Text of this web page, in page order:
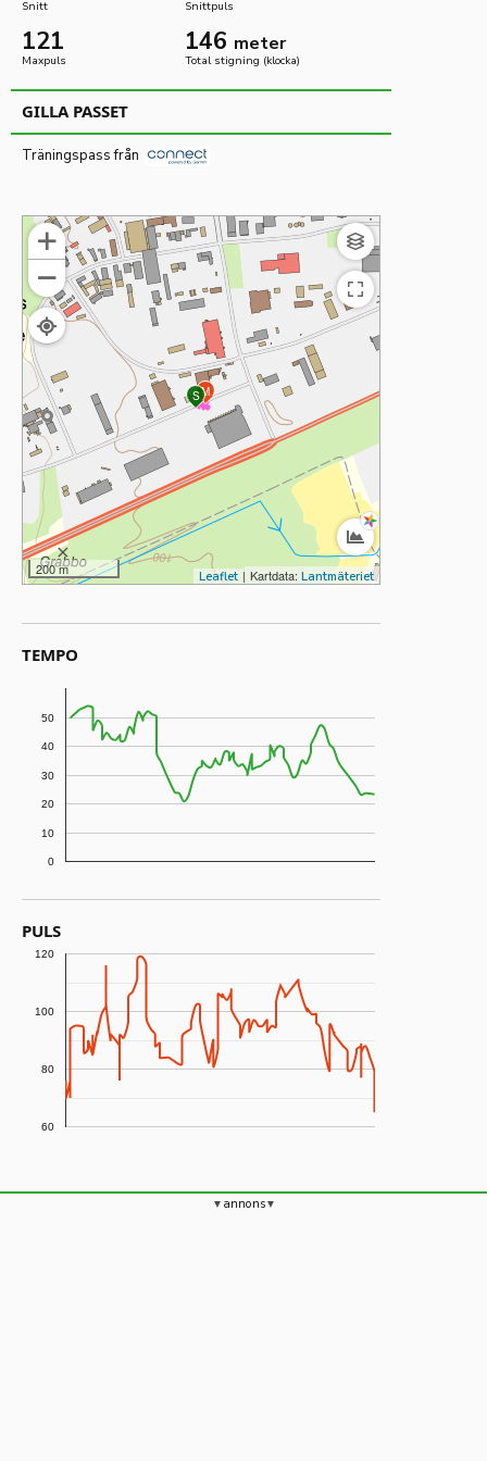
Snitt Snittpuls
121
Maxpuls
146 meter
Total stigning (klocka)
GILLA PASSET
Träningspass från
SM
Visa
helskärmsläge
Avsluta
200 m Leaflet | Kartdata: Lantmäteriet
TEMPO
0
10
20
30
40
50
PULS
60
80
100
120
annons